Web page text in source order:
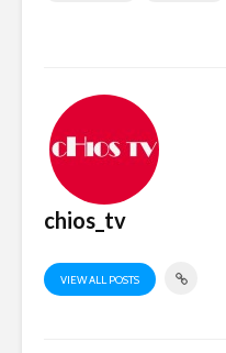
chios_tv
VIEW ALL POSTS